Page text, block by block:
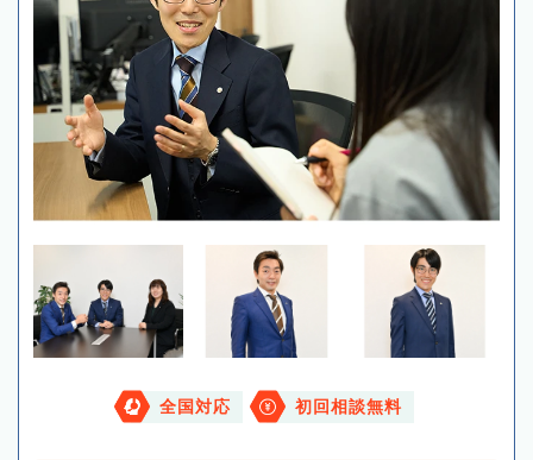
全国対応 初回相談無料